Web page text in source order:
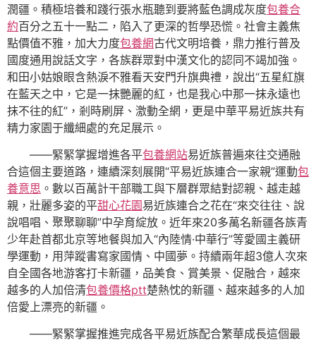
潤疆。積極培養和踐行張水瓶聽到要將藍色調成灰度包養合
約百分之五十一點二，陷入了更深的哲學恐慌。社會主義焦
點價值不雅，加大力度包養網古代文明培養，鼎力推行普及
國度通用說話文字，各族群眾對中漢文化的認同不竭加強。
和田小姑娘眼含熱淚不雅看天安門升旗典禮，說出“五星紅旗
在藍天之中，它是一抹艷麗的紅，也是我心中那一抹永遠也
抹不往的紅”，剎時刷屏、激動全網，更是中華平易近族共有
精力家園于纖細處的充足展示。
——緊緊掌握增進各平包養網站易近族普遍來往交通融
合這個主要道路，連續深刻展開“平易近族連合一家親”運動包
養意思 。數以百萬計干部職工與下層群眾結對認親、越走越
親，壯麗多姿的平甜心花園易近族連合之花在“來交往往、說
說唱唱、聚聚聊聊”中孕育綻放。近年來20多萬名新疆各族青
少年赴首都北京等地餐與加入“內陸情·中華行”等愛國主義研
學運動，用萍蹤書寫家國情、中國夢。持續兩年超3億人次來
自全國各地游客打卡新疆，品美食、賞美景、促融合，越來
越多的人加倍清包養價格ptt楚熱忱的新疆、越來越多的人加
倍愛上漂亮的新疆。
——緊緊掌握推進完成各平易近族配合繁華成長這個最